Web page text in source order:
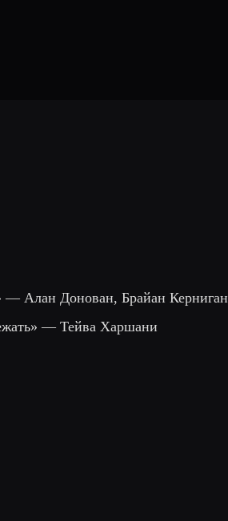
— Алан Донован, Брайан Керниган
— Тейва Харшани